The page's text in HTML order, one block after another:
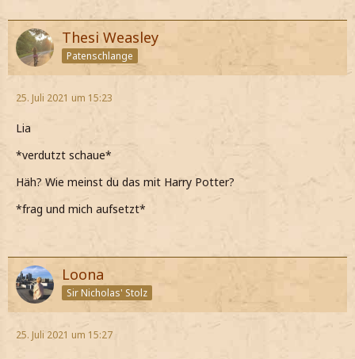
Thesi Weasley
Patenschlange
25. Juli 2021 um 15:23
Lia
*verdutzt schaue*
Häh? Wie meinst du das mit Harry Potter?
*frag und mich aufsetzt*
Loona
Sir Nicholas' Stolz
25. Juli 2021 um 15:27